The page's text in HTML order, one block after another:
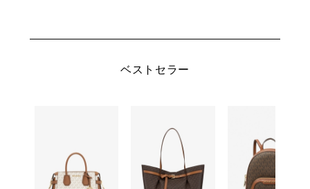
ベストセラー